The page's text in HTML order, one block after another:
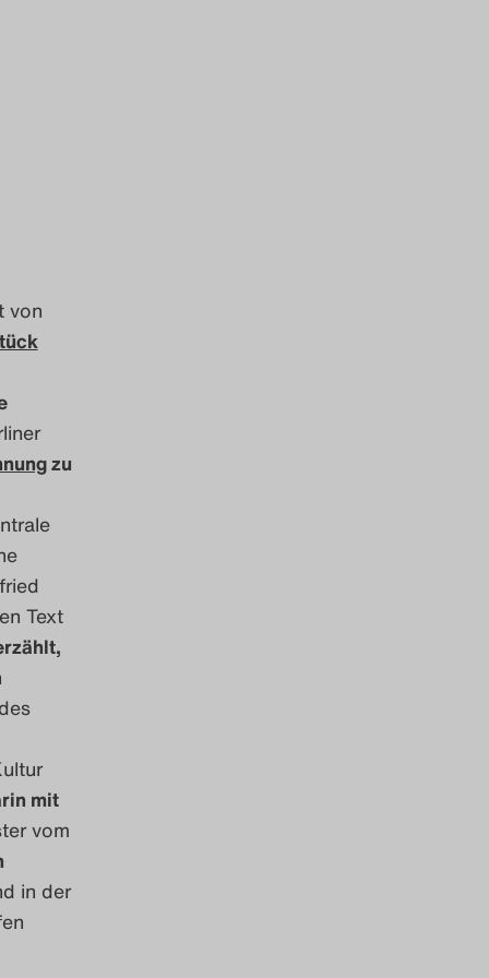
von
zu
Text
mit
vom
in der